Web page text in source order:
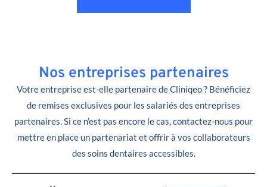
Nos entreprises partenaires
Votre entreprise est-elle partenaire de Cliniqeo ? Bénéficiez
de remises exclusives pour les salariés des entreprises
partenaires. Si ce n’est pas encore le cas, contactez-nous pour
mettre en place un partenariat et offrir à vos collaborateurs
des soins dentaires accessibles.